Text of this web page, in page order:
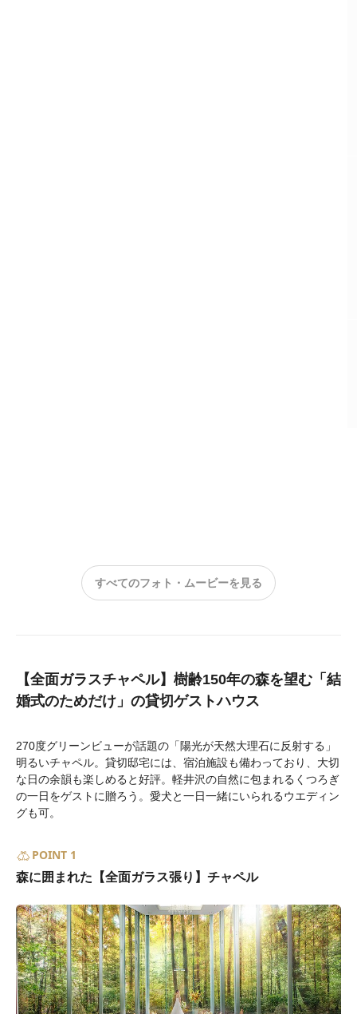
すべてのフォト・ムービーを見る
【全面ガラスチャペル】樹齢150年の森を望む「結
婚式のためだけ」の貸切ゲストハウス
270度グリーンビューが話題の「陽光が天然大理石に反射する」
明るいチャペル。貸切邸宅には、宿泊施設も備わっており、大切
な日の余韻も楽しめると好評。軽井沢の自然に包まれるくつろぎ
の一日をゲストに贈ろう。愛犬と一日一緒にいられるウエディン
グも可。
POINT 1
森に囲まれた【全面ガラス張り】チャペル